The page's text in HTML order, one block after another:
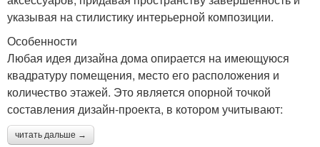
указывая на стилистику интерьерной композиции.
Особенности
Любая идея дизайна дома опирается на имеющуюся
квадратуру помещения, место его расположения и
количество этажей. Это является опорной точкой
составления дизайн-проекта, в котором учитывают:
читать дальше →